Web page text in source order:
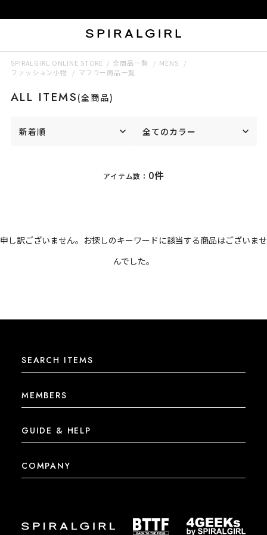
SPIRALGIRL ONLINE STORE 全商品一覧
MENS
ファッション小物
マフラー商品一覧
ALL ITEMS (全商品)
新着順 全てのカラー
アイテム数： 0件
申し訳ございません。お探しのキーワードに該当する商品はございませ
んでした。
SEARCH ITEMS
MEMBERS
GUIDE & HELP
COMPANY